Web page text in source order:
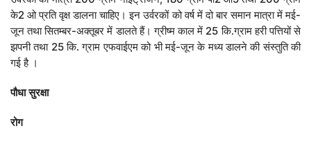
के2 ओ प्रति वृक्ष डालना चाहिए। इन उर्वरकों को वर्ष में दो बार समान मात्रा में मई-
जून तथा सितम्बर-अक्तूबर में डालते हैं। ग्रीष्म काल में 25 कि.ग्राम हरी पत्तियों से
झपनी तथा 25 कि. ग्राम एफवाईएम को भी मई-जून के मध्य डालने की संस्तुति की
गई है ।
पौधा सुरक्षा
रोग